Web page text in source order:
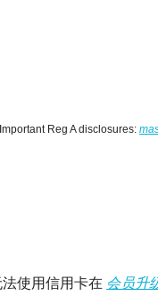
Reg A disclosures:
使用信用卡在 会员升